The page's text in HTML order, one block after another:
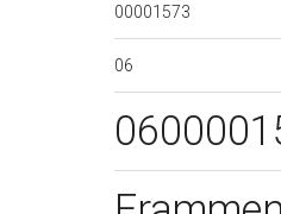
00001573
06